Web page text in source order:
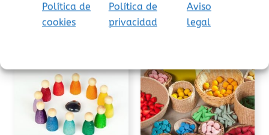
Política de
cookies
Política de
privacidad
Aviso
legal
precios:
desde
10,80€
hasta
18,20€
tiene
Las